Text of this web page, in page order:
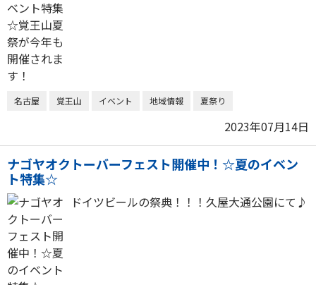
名古屋 覚王山 イベント 地域情報 夏祭り
2023年07月14日
ナゴヤオクトーバーフェスト開催中！☆夏のイベン
ト特集☆
ドイツビールの祭典！！！久屋大通公園にて♪